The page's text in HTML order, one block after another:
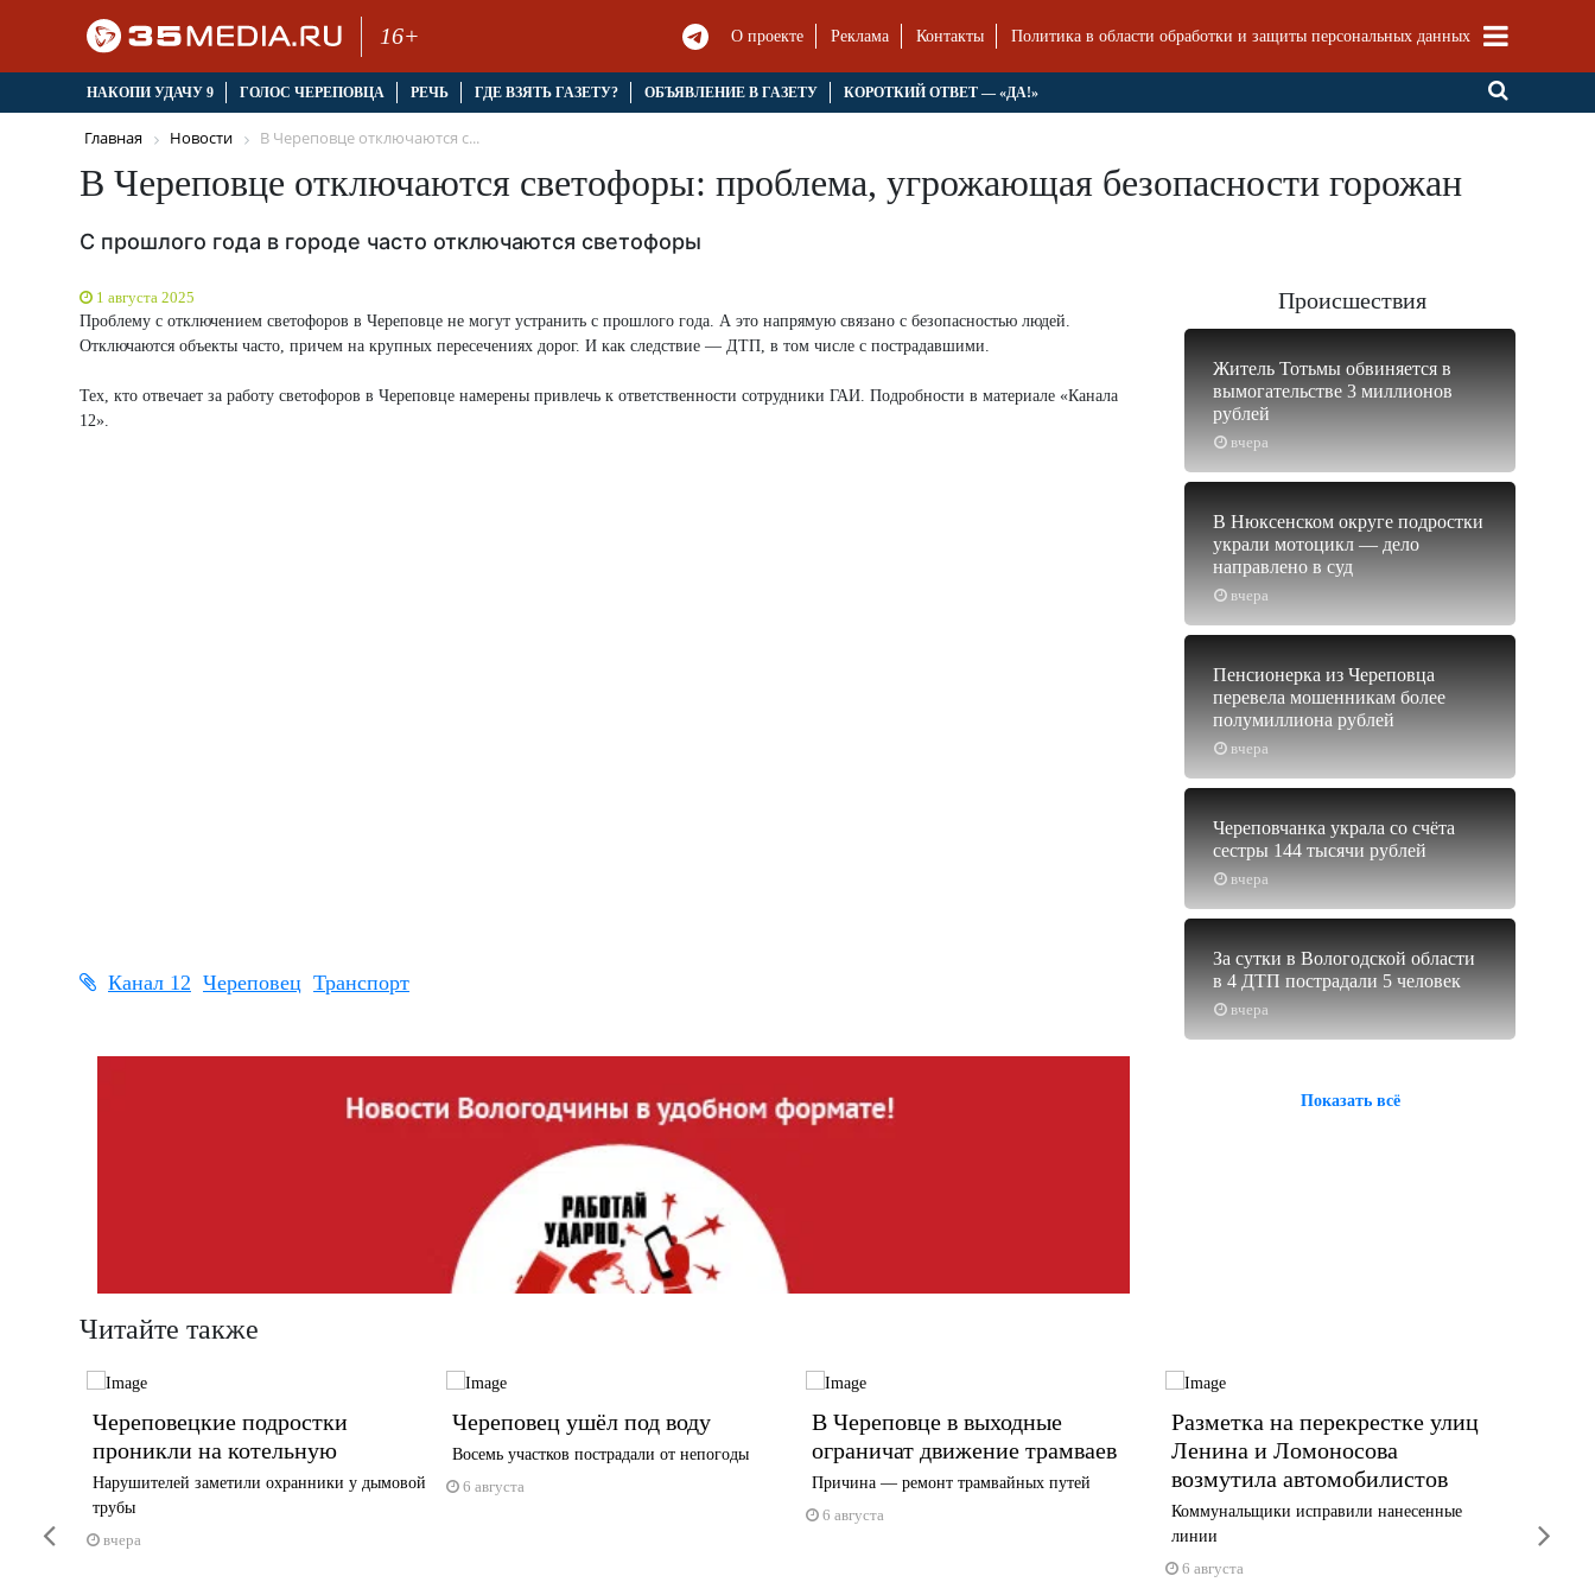
16+ О проекте Реклама Контакты Политика в области обработки и защиты персональных данных
НАКОПИ УДАЧУ 9 ГОЛОС ЧЕРЕПОВЦА РЕЧЬ ГДЕ ВЗЯТЬ ГАЗЕТУ? ОБЪЯВЛЕНИЕ В ГАЗЕТУ КОРОТКИЙ ОТВЕТ — «ДА!»
Главная Новости В Череповце отключаются с...
В Череповце отключаются светофоры: проблема, угрожающая безопасности горожан
С прошлого года в городе часто отключаются светофоры
1 августа 2025
Проблему с отключением светофоров в Череповце не могут устранить с прошлого года. А это напрямую связано с безопасностью людей.
Отключаются объекты часто, причем на крупных пересечениях дорог. И как следствие — ДТП, в том числе с пострадавшими.
Тех, кто отвечает за работу светофоров в Череповце намерены привлечь к ответственности сотрудники ГАИ. Подробности в материале «Канала
12».
Канал 12 Череповец Транспорт
Происшествия
вчера
Житель Тотьмы обвиняется в
вымогательстве 3 миллионов
рублей
вчера
В Нюксенском округе подростки
украли мотоцикл — дело
направлено в суд
вчера
Пенсионерка из Череповца
перевела мошенникам более
полумиллиона рублей
вчера
Череповчанка украла со счёта
сестры 144 тысячи рублей
вчера
За сутки в Вологодской области
в 4 ДТП пострадали 5 человек
Показать всё
Читайте также
Череповецкие подростки
проникли на котельную
Нарушителей заметили охранники у дымовой
трубы
вчера
Череповец ушёл под воду
Восемь участков пострадали от непогоды
6 августа
В Череповце в выходные
ограничат движение трамваев
Причина — ремонт трамвайных путей
6 августа
Разметка на перекрестке улиц
Ленина и Ломоносова
возмутила автомобилистов
Коммунальщики исправили нанесенные
линии
6 августа
6